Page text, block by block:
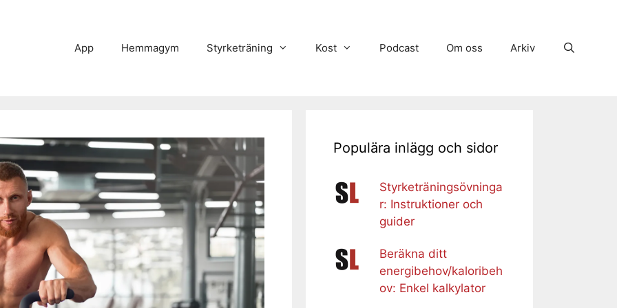
App Hemmagym Styrketräning Kost Podcast Om oss Arkiv
Populära inlägg och sidor
Styrketräningsövninga
r: Instruktioner och
guider
Beräkna ditt
energibehov/kaloribeh
ov: Enkel kalkylator